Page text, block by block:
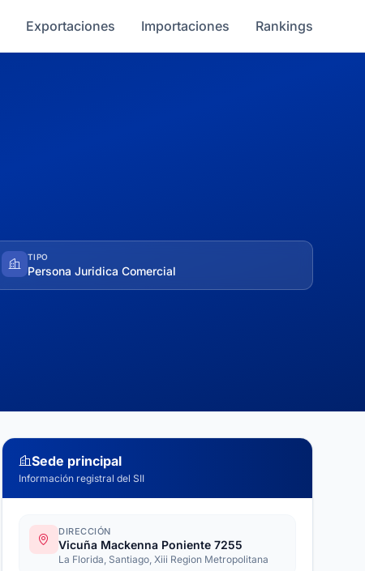
Exportaciones Importaciones Rankings
TIPO
Persona Juridica Comercial
Sede principal
Información registral del SII
DIRECCIÓN
Vicuña Mackenna Poniente 7255
La Florida, Santiago, Xiii Region Metropolitana